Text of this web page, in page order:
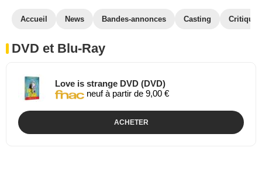
Accueil News Bandes-annonces Casting
DVD et Blu-Ray
Love is strange DVD (DVD)
neuf à partir de 9,00 €
ACHETER